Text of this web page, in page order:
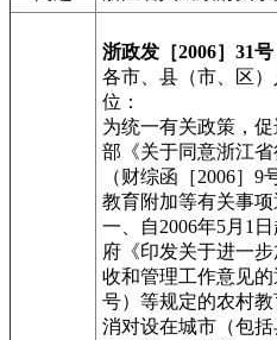
浙政发［2006］31号
各市、县（市、区
位：
为统一有关政策，
部《关于同意浙江省
（财综函［2006］
教育附加等有关事项
一、自2006年5月1
府《印发关于进一
收和管理工作意见
号）等规定的农村
消对设在城市（包括